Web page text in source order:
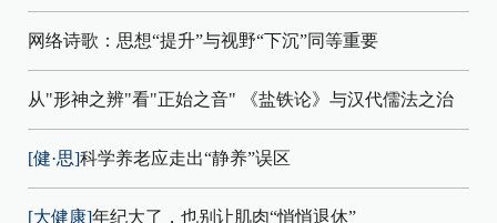
网络诗歌：思想“提升”与视野“下沉”同等重要
从"形神之辨"看"正始之音" 《盐铁论》与汉代儒法之治
[健·思]科学养老应走出“静养”误区
[大健康]年纪大了，也别让肌肉“悄悄退休”